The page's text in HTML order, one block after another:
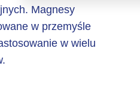
Magnesy
w przemyśle
w wielu